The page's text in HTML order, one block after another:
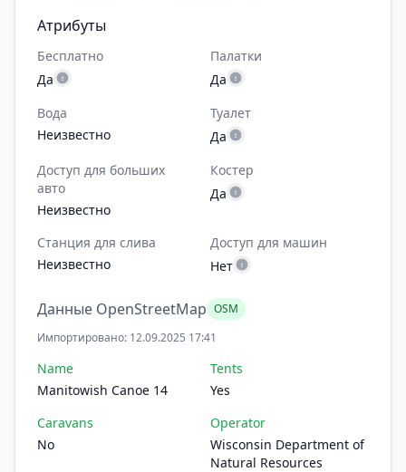
Атрибуты
Бесплатно
Да
Палатки
Да
Вода
Неизвестно
Туалет
Да
Доступ для больших
авто
Неизвестно
Костер
Да
Станция для слива
Неизвестно
Доступ для машин
Нет
Данные OpenStreetMap OSM
Импортировано: 12.09.2025 17:41
Name
Manitowish Canoe 14
Tents
Yes
Caravans
No
Operator
Wisconsin Department of
Natural Resources